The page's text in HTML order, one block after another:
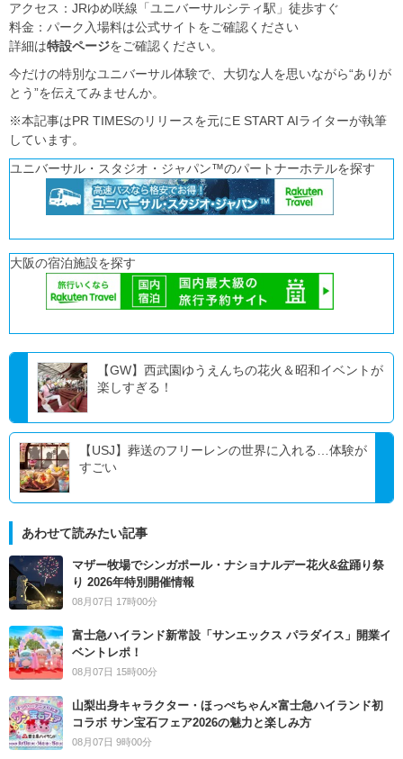
アクセス：JRゆめ咲線「ユニバーサルシティ駅」徒歩すぐ
料金：パーク入場料は公式サイトをご確認ください
詳細は特設ページをご確認ください。
今だけの特別なユニバーサル体験で、大切な人を思いながら“ありが
とう”を伝えてみませんか。
※本記事はPR TIMESのリリースを元にE START AIライターが執筆
しています。
ユニバーサル・スタジオ・ジャパン™のパートナーホテルを探す
大阪の宿泊施設を探す
【GW】西武園ゆうえんちの花火＆昭和イベントが
楽しすぎる！
【USJ】葬送のフリーレンの世界に入れる…体験が
すごい
あわせて読みたい記事
マザー牧場でシンガポール・ナショナルデー花火&盆踊り祭
り 2026年特別開催情報
08月07日 17時00分
富士急ハイランド新常設「サンエックス パラダイス」開業イ
ベントレポ！
08月07日 15時00分
山梨出身キャラクター・ほっぺちゃん×富士急ハイランド初
コラボ サン宝石フェア2026の魅力と楽しみ方
08月07日 9時00分